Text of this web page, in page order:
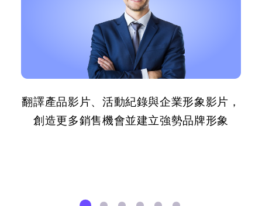
翻譯產品影片、活動紀錄與企業形象影片，
創造更多銷售機會並建立強勢品牌形象